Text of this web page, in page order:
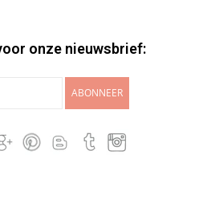
onze nieuwsbrief:
ABONNEER